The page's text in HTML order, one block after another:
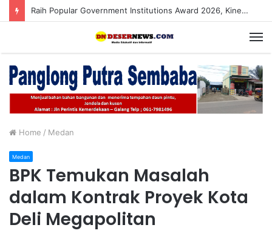
Raih Popular Government Institutions Award 2026, Kinerja Komunikasi Publik Kementerian ATR/BPN Kembali Diakui
Home / Medan
Medan
BPK Temukan Masalah
dalam Kontrak Proyek Kota
Deli Megapolitan